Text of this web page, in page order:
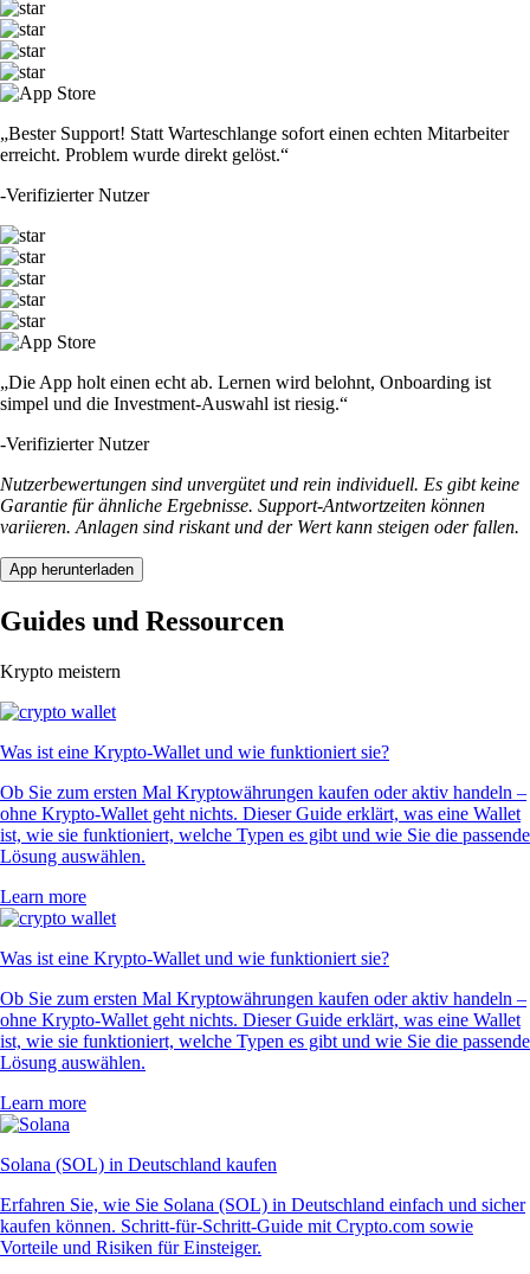
„Bester Support! Statt Warteschlange sofort einen echten Mitarbeiter
erreicht. Problem wurde direkt gelöst.“
-Verifizierter Nutzer
„Die App holt einen echt ab. Lernen wird belohnt, Onboarding ist
simpel und die Investment-Auswahl ist riesig.“
-Verifizierter Nutzer
Nutzerbewertungen sind unvergütet und rein individuell. Es gibt keine
Garantie für ähnliche Ergebnisse. Support-Antwortzeiten können
variieren. Anlagen sind riskant und der Wert kann steigen oder fallen.
App herunterladen
Guides und Ressourcen
Krypto meistern
Was ist eine Krypto-Wallet und wie funktioniert sie?
Ob Sie zum ersten Mal Kryptowährungen kaufen oder aktiv handeln –
ohne Krypto-Wallet geht nichts. Dieser Guide erklärt, was eine Wallet
ist, wie sie funktioniert, welche Typen es gibt und wie Sie die passende
Lösung auswählen.
Learn more
Was ist eine Krypto-Wallet und wie funktioniert sie?
Ob Sie zum ersten Mal Kryptowährungen kaufen oder aktiv handeln –
ohne Krypto-Wallet geht nichts. Dieser Guide erklärt, was eine Wallet
ist, wie sie funktioniert, welche Typen es gibt und wie Sie die passende
Lösung auswählen.
Learn more
Solana (SOL) in Deutschland kaufen
Erfahren Sie, wie Sie Solana (SOL) in Deutschland einfach und sicher
kaufen können. Schritt-für-Schritt-Guide mit Crypto.com sowie
Vorteile und Risiken für Einsteiger.